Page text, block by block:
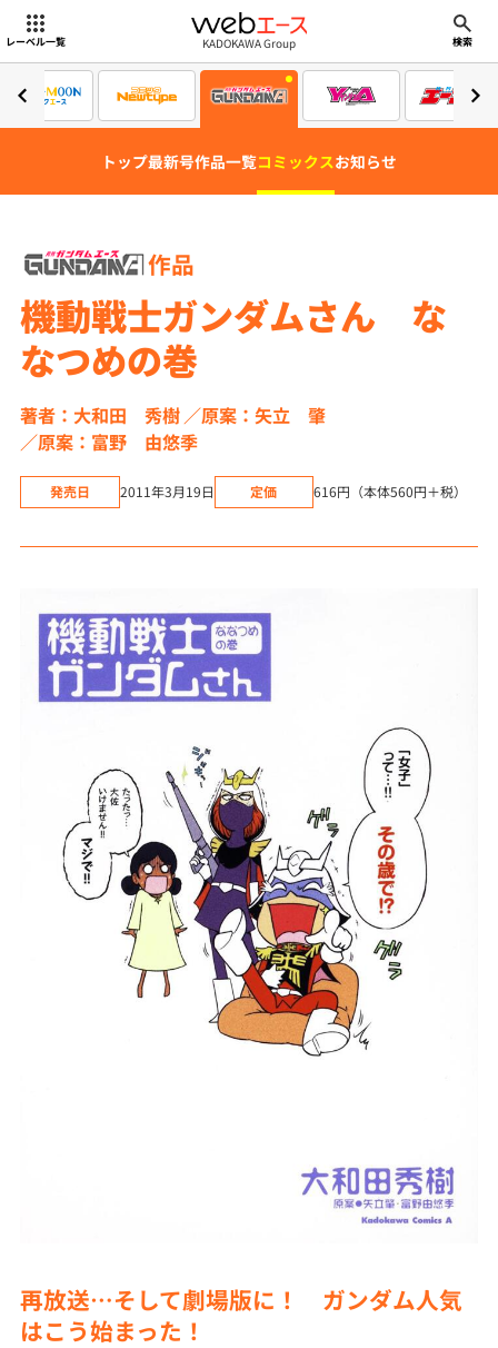
レーベル一覧 webエース
KADOKAWA Group 検索
トップ最新号作品一覧コミックスお知らせ
作品
機動戦士ガンダムさん な
なつめの巻
著者：大和田 秀樹
原案：矢立 肇
原案：富野 由悠季
発売日 2011年3月19日 定価 616円（本体560円＋税）
再放送…そして劇場版に！ ガンダム人気
はこう始まった！